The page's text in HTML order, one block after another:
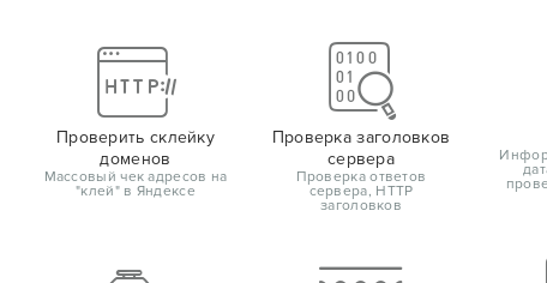
Проверить склейку
доменов
Массовый чек адресов на
"клей" в Яндексе
Проверка заголовков
сервера
Проверка ответов
сервера, HTTP
заголовков